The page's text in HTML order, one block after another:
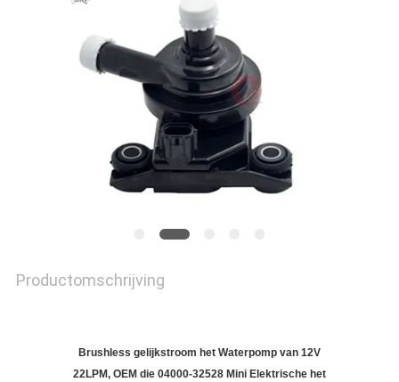
PRIVACYBELEID
Productomschrijving
Brushless gelijkstroom het Waterpomp van 12V
22LPM, OEM die 04000-32528 Mini Elektrische het